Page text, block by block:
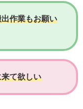
作業もお願い
て欲しい